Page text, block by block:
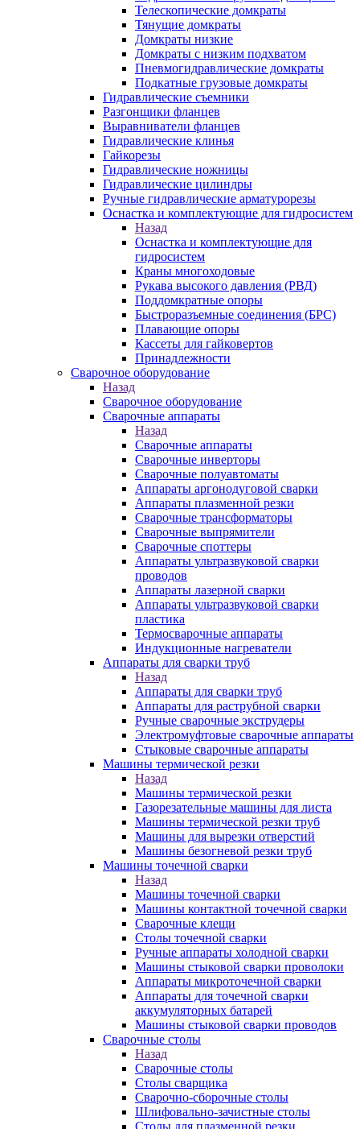
Телескопические домкраты
Тянущие домкраты
Домкраты низкие
Домкраты с низким подхватом
Пневмогидравлические домкраты
Подкатные грузовые домкраты
Гидравлические съемники
Разгонщики фланцев
Выравниватели фланцев
Гидравлические клинья
Гайкорезы
Гидравлические ножницы
Гидравлические цилиндры
Ручные гидравлические арматурорезы
Оснастка и комплектующие для гидросистем
Назад
Оснастка и комплектующие для
гидросистем
Краны многоходовые
Рукава высокого давления (РВД)
Поддомкратные опоры
Быстроразъемные соединения (БРС)
Плавающие опоры
Кассеты для гайковертов
Принадлежности
Сварочное оборудование
Назад
Сварочное оборудование
Сварочные аппараты
Назад
Сварочные аппараты
Сварочные инверторы
Сварочные полуавтоматы
Аппараты аргонодуговой сварки
Аппараты плазменной резки
Сварочные трансформаторы
Сварочные выпрямители
Сварочные споттеры
Аппараты ультразвуковой сварки
проводов
Аппараты лазерной сварки
Аппараты ультразвуковой сварки
пластика
Термосварочные аппараты
Индукционные нагреватели
Аппараты для сварки труб
Назад
Аппараты для сварки труб
Аппараты для раструбной сварки
Ручные сварочные экструдеры
Электромуфтовые сварочные аппараты
Стыковые сварочные аппараты
Машины термической резки
Назад
Машины термической резки
Газорезательные машины для листа
Машины термической резки труб
Машины для вырезки отверстий
Машины безогневой резки труб
Машины точечной сварки
Назад
Машины точечной сварки
Машины контактной точечной сварки
Сварочные клещи
Столы точечной сварки
Ручные аппараты холодной сварки
Машины стыковой сварки проволоки
Аппараты микроточечной сварки
Аппараты для точечной сварки
аккумуляторных батарей
Машины стыковой сварки проводов
Сварочные столы
Назад
Сварочные столы
Столы сварщика
Сварочно-сборочные столы
Шлифовально-зачистные столы
Столы для плазменной резки